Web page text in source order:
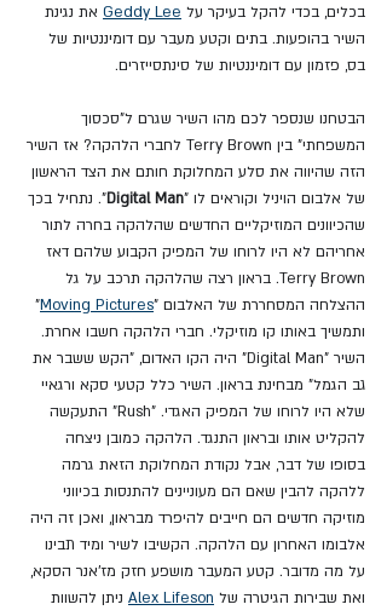
בכלים, בכדי להקל בעיקר על Geddy Lee את נגינת
השיר בהופעות. בתים וקטע מעבר עם דומיננטיות של
בס, פזמון עם דומיננטיות של סינתסייזרים.
הבטחנו שנספר לכם מהו השיר שגרם ל"סכסוך
המשפחתי" בין Terry Brown לחברי הלהקה? אז השיר
הזה שהיווה את סלע המחלוקת חותם את הצד הראשון
של אלבום הויניל וקוראים לו "Digital Man". נתחיל בכך
שהכיוונים המוזיקליים החדשים שהלהקה בחרה לתור
אחריהם לא היו לרוחו של המפיק הקבוע שלהם דאז
Terry Brown. בראון רצה שהלהקה תרכב על גל
ההצלחה המסחררת של האלבום "Moving Pictures
"
ותמשיך באותו קו מוזיקלי. חברי הלהקה חשבו אחרת.
השיר "Digital Man" היה הקו האדום, "הקש ששבר את
גב הגמל" מבחינת בראון. השיר כלל קטעי סקא ורגאיי
שלא היו לרוחו של המפיק האגדי. "Rush" התעקשה
להקליט אותו ובראון התנגד. הלהקה כמובן ניצחה
בסופו של דבר, אבל נקודת המחלוקת הזאת גרמה
ללהקה להבין שאם הם מעוניינים להתנסות בכיווני
מוזיקה חדשים הם חייבים להיפרד מבראון, ואכן זה היה
אלבומו האחרון עם הלהקה. הקשיבו לשיר ומיד תבינו
על מה מדובר. קטע המעבר מושפע חזק מז'אנר הסקא,
ואת שבירות הגיטרה של Alex Lifeson ניתן להשוות